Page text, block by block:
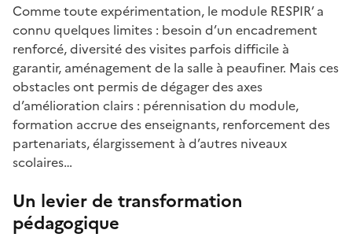
Comme toute expérimentation, le module RESPIR’ a
connu quelques limites : besoin d’un encadrement
renforcé, diversité des visites parfois difficile à
garantir, aménagement de la salle à peaufiner. Mais ces
obstacles ont permis de dégager des axes
d’amélioration clairs : pérennisation du module,
formation accrue des enseignants, renforcement des
partenariats, élargissement à d’autres niveaux
scolaires…
Un levier de transformation
pédagogique